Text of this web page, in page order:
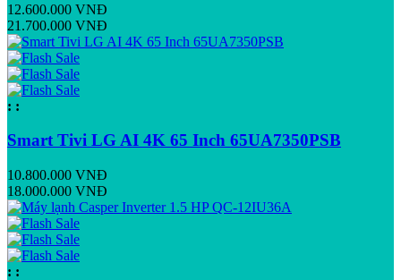
12.600.000 VNĐ
21.700.000 VNĐ
: :
Smart Tivi LG AI 4K 65 Inch 65UA7350PSB
10.800.000 VNĐ
18.000.000 VNĐ
: :